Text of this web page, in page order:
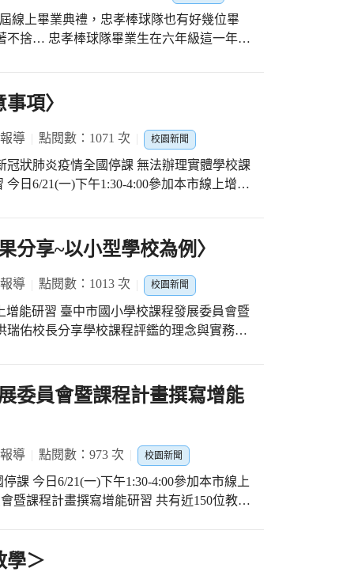
線上畢業典禮，忠孝棒球隊也有好幾位畢
級這一年打
BRONCO)」從台北舉辦、到延後日期
本代表畢業前六年級棒球隊學生最後一場
正式的出賽的紀錄，不免留下一絲遺憾！
自己， 大家因為棒球而聚在一起， 畢業不
小第76屆線上畢典
8119-72e5d4d0dcde/activity-school-
項〉
導 點閱數：1071 次 校園新聞
狀肺炎疫情全國停課 無法辦理實體學校課
日6/21(一)下午1:30-4:00參加本市線上增能
以成功了一半」 潭陽110學年度的各學年
計一至六年級課程計畫 期許本校課程計畫依
分享~以小型學校為例〉
導 點閱數：1013 次 校園新聞
增能研習 臺中市國小學校課程發展委員會暨
佑校長分享學校課程評鑑的理念與實務~
國際教育、鄉土教育、閱讀教育之校訂課程
型學校課程都很有特色 學習他人學校之優
穫滿滿喔!
委員會暨課程計畫撰寫增能
導 點閱數：973 次 校園新聞
課 今日6/21(一)下午1:30-4:00參加本市線上
暨課程計畫撰寫增能研習 共有近150位教務
增能研習 最後線上填寫回饋心得單 讓線
學＞